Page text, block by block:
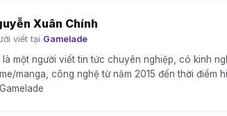
Xuân Chính
viết tại Gamelade
là một người viết tin tức chuyên nghiệp, có kinh
manga, công nghệ từ năm 2015 đến thời điểm